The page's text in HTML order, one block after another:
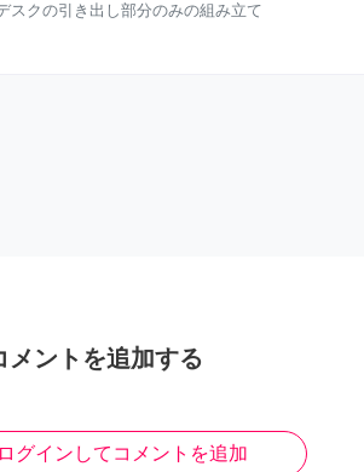
スクの引き出し部分のみの組み立て
メントを追加する
ログインしてコメントを追加